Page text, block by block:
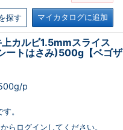
探す マイカタログに追加
カルビ1.5mmスライス
ートはさみ)500g【ベゴザ
p
。
ら ログインしてください。